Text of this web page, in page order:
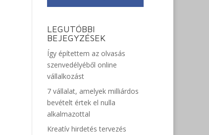
LEGUTÓBBI
BEJEGYZÉSEK
Így építettem az olvasás
szenvedélyéből online
vállalkozást
7 vállalat, amelyek milliárdos
bevételt értek el nulla
alkalmazottal
Kreatív hirdetés tervezés